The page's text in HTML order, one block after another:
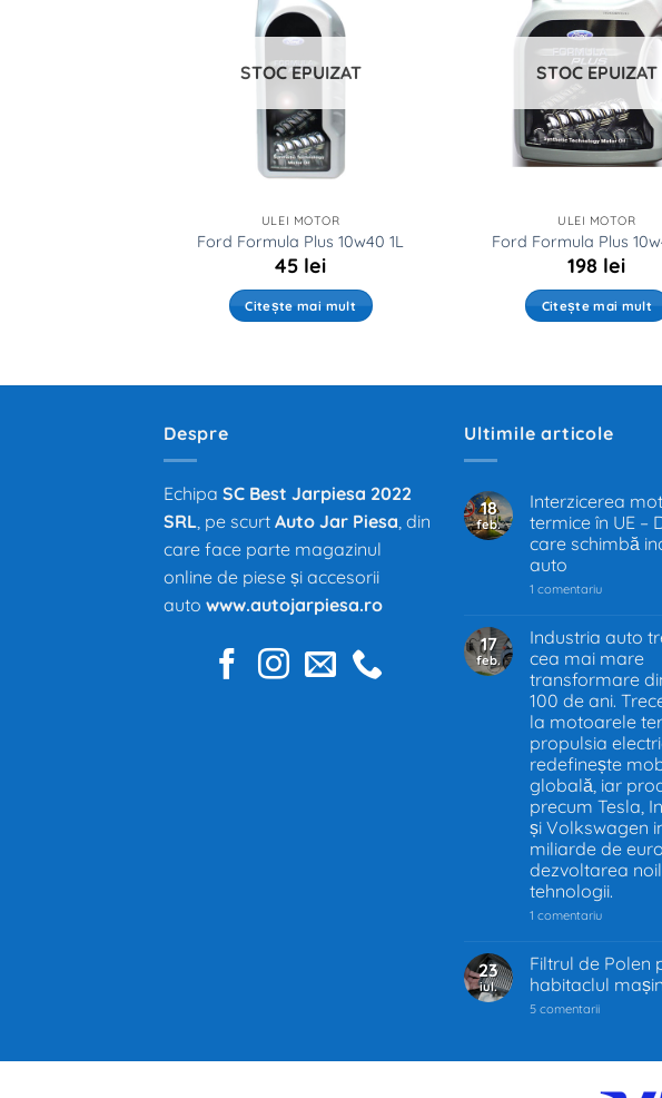
STOC EPUIZAT
ULEI MOTOR
Ford Formula Plus 10w40 1L
45 lei
Citește mai mult
STOC EPUIZAT
ULEI MOTOR
Ford Formula Plus
198 lei
Citește mai mult
Despre
Echipa SC Best Jarpiesa 2022
SRL, pe scurt Auto Jar Piesa, din
care face parte magazinul
online de piese și accesorii
auto www.autojarpiesa.ro
Ultimile articole
18
feb.
Interzicerea
termice în UE –
care schimbă
auto
1 comentariula
termice
în
UE
–
Decizia
care
schimbă
industria
auto
17
feb.
Industria auto
cea mai mare
transformare
100 de ani.
la motoarele
propulsia
redefinește
globală, iar
precum Tesla,
și Volkswagen
miliarde de
dezvoltarea
tehnologii.
1 comentariula
trece
prin
cea
ultimii
de
23
iul.
Filtrul de Polen
habitaclul
5 comentariila
pentru